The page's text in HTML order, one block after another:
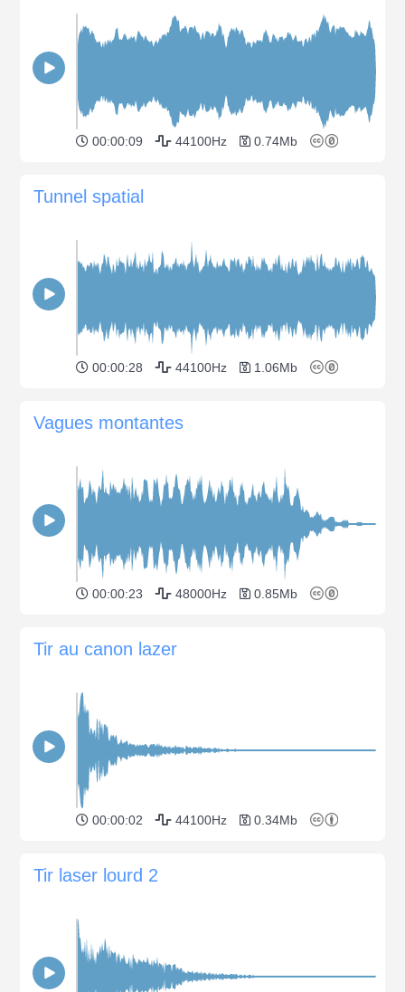
00:00:09 44100Hz 0.74Mb
Tunnel spatial
00:00:28 44100Hz 1.06Mb
Vagues montantes
00:00:23 48000Hz 0.85Mb
Tir au canon lazer
00:00:02 44100Hz 0.34Mb
Tir laser lourd 2